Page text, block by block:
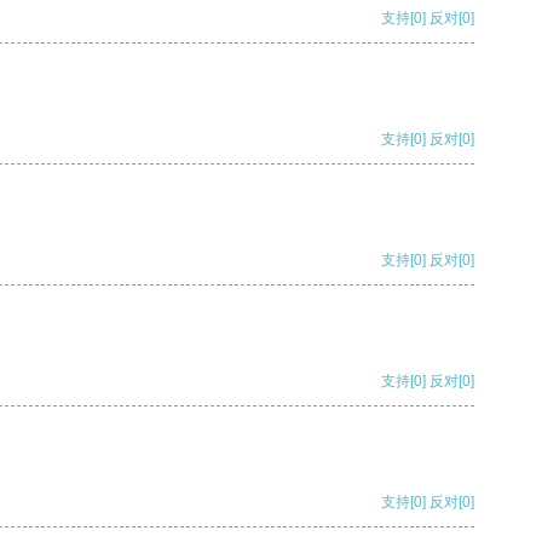
支持[0] 反对[0]
支持[0] 反对[0]
支持[0] 反对[0]
支持[0] 反对[0]
支持[0] 反对[0]